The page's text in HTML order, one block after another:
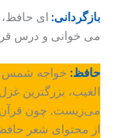
بازگردانی: ای
می خوانی و درس
حافظ: خواجه شمس
الغیب، بزرگترین
می‌زیست. چون قرآن
از محتوای شعر